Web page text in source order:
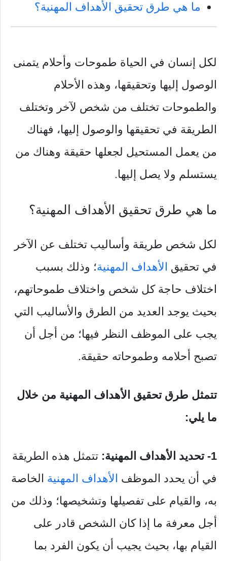
ما هي طرق تحقيق الأهداف المهنية؟
لكل إنسان في الحياة طموحات وأحلام يتمنى
الوصول إليها وتحقيقها، وهذه الأحلام
والطموحات تختلف من شخص لآخر وتختلف
الطريقة في تحقيقها والوصول إليها، فهناك
من يعمل المستحيل لجعلها حقيقة وهناك من
يستسلم ولا يصل إليها.
ما هي طرق تحقيق الأهداف المهنية؟
لكل شخص طريقة وأساليب تختلف عن الآخر
في تحقيق الأهداف المهنية؛ وذلك بسبب
اختلاف حاجة كل شخص واختلاف طموحاتهم،
بحيث يوجد العديد من الطرق والأساليب التي
يجب على الموظف النظر فيها؛ من أجل أن
تصبح أحلامه وطموحاته حقيقة.
تتمثل طرق تحقيق الأهداف المهنية من خلال
ما يلي:
1- تحديد الأهداف المهنية:
تتمثل هذه الطريقة
في أن يحدد الموظف الأهداف المهنية الخاصة
به، والقيام على تفصيلها وتشخيصها؛ وذلك من
أجل معرفة ما إذا كان الشخص قادر على
القيام بها، بحيث يجيب أن يكون الفرد بما